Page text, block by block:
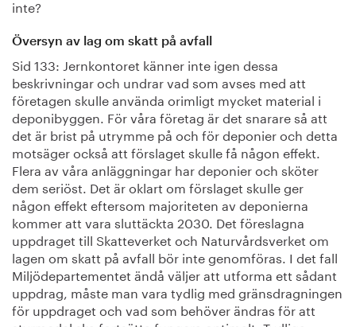
inte?
Översyn av lag om skatt på avfall
Sid 133: Jernkontoret känner inte igen dessa
beskrivningar och undrar vad som avses med att
företagen skulle använda orimligt mycket material i
deponibyggen. För våra företag är det snarare så att
det är brist på utrymme på och för deponier och detta
motsäger också att förslaget skulle få någon effekt.
Flera av våra anläggningar har deponier och sköter
dem seriöst. Det är oklart om förslaget skulle ger
någon effekt eftersom majoriteten av deponierna
kommer att vara sluttäckta 2030. Det föreslagna
uppdraget till Skatteverket och Naturvårdsverket om
lagen om skatt på avfall bör inte genomföras. I det fall
Miljödepartementet ändå väljer att utforma ett sådant
uppdrag, måste man vara tydlig med gränsdragningen
för uppdraget och vad som behöver ändras för att